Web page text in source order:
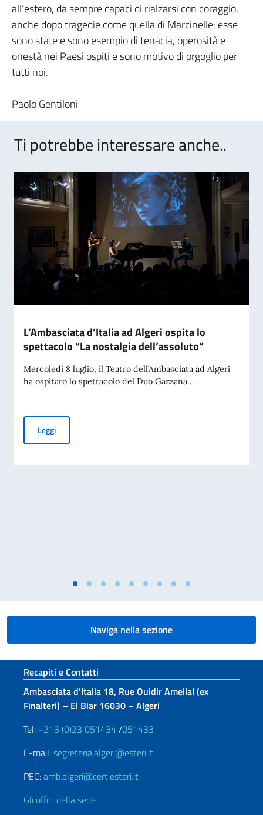
all’estero, da sempre capaci di rialzarsi con coraggio,
anche dopo tragedie come quella di Marcinelle: esse
sono state e sono esempio di tenacia, operosità e
onestà nei Paesi ospiti e sono motivo di orgoglio per
tutti noi.
Paolo Gentiloni
Ti potrebbe interessare anche..
L’Ambasciata d’Italia ad Algeri ospita lo
spettacolo “La nostalgia dell’assoluto”
Mercoledì 8 luglio, il Teatro dell’Ambasciata ad Algeri
ha ospitato lo spettacolo del Duo Gazzana...
LeggiL’Ambasciata d’Italia ad Algeri ospita lo spettacolo “La
Naviga nella sezione
Sezione footer
Recapiti e Contatti
Ambasciata d’Italia 18, Rue Ouidir Amellal (ex
Finalteri) – El Biar 16030 – Algeri
Tel: +213 (0)23 051434/051433
E-mail:segreteria.algeri@esteri.it
PEC:amb.algeri@cert.esteri.it
Gli uffici della sede